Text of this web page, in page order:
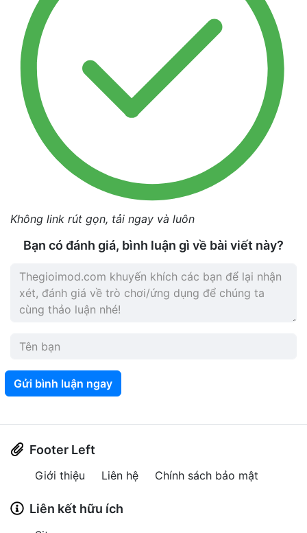
Không link rút gọn, tải ngay và luôn
Bạn có đánh giá, bình luận gì về bài viết này?
Gửi bình luận ngay
Footer Left
Giới thiệu Liên hệ Chính sách bảo mật
Liên kết hữu ích